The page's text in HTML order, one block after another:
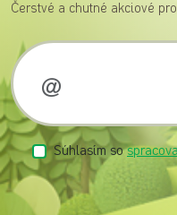
Čerstvé a chutné akciové
Súhlasím so